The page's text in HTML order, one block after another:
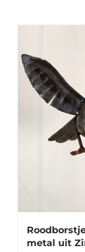
metal uit